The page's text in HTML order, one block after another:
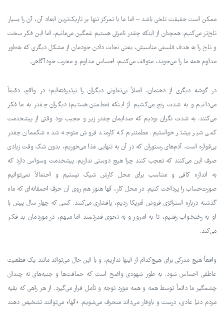
ممکن است حقیقت تلخی باشد – اما ما با تمرکز تنها بر تاریک‌ترین ابعاد آن، آن را بسیار
تلخ‌تر می‌کنیم. همچنان از اینکه چقدر نامرئی هستیم غمگین می‌مانیم، اما این فکر سخت
و تلخ را به هدف فلسفی مناسبش، یعنی نجات دادن خودمان از مشکل دیگری که به‌طور
مداوم همه ما را می‌جوید، متوقف می‌کنیم: احساس مداوم و مخرب خودآگاهی.
در گوشه دیگری از ذهنمان، اصلاً بی‌تفاوتیِ دیگران را نپذیرفته‌ایم؛ در واقع، دقیقاً
می‌دانیم و به شدت رنج می‌کشیم از اینکه (مطمئن هستیم) دیگران چقدر به ما فکر
می‌کنند. به شدت نگران بودیم که صدایمان چقدر زیر و عجیب بود وقتی از پیشخدمت
کمی شیر بیشتر خواستیم. مطمئنیم که کارمند فروش متوجه شده شکممان چقدر
بی‌قواره است. آدم‌های رستوران که در آن به تنهایی غذا می‌خوریم، بدون شک وقت زیادی
صرف این می‌کنند که تعجب کنند چرا هیچ دوستی نداریم. پیشخدمت وسواس دارد که
به اندازه کافی و متناسب برای محل کارش شیک نیستیم و احتمالاً نمی‌توانیم
صورت‌حساب را پرداخت کنیم. در محل کار، آنها هنوز هم روی آن حرف احمقانه‌ای که ماه
گذشته درباره استراتژی فروش آمریکا زدیم، پافشاری می‌کنند. کسی که چهار سال پیش با
او به رختخواب رفتیم، تا به امروز و به نحوی قدرتمند اما مبهم، در موردمان بد فکر
می‌کند.
واقعاً هیچ مدرکی برای هیچ‌کدام از اینها نداریم، و با این حال می‌تواند مانند یک قطعیت
عاطفی احساس شود. به طور شهودی واضح است که حماقت‌ها و جنبه‌های نه چندان
چشمگیر ما دائماً توسط همه و همه مورد توجه و تأمل قرار می‌گیرد. از هر راهی که بقیه
مردم دنیا عادی، درست و باوقار می‌داند منحرف می‌شویم. «آنها» می‌توانند تشخیص دهند